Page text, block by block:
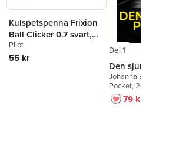
Kulspetspenna Frixion
Ball Clicker 0.7 svart,
raderbar
Pilot
55 kr
Del 1
Den sjunde
Johanna
Pocket, 2026
79 kr